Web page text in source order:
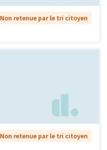
Non retenue par le tri citoyen
Non retenue par le tri citoyen